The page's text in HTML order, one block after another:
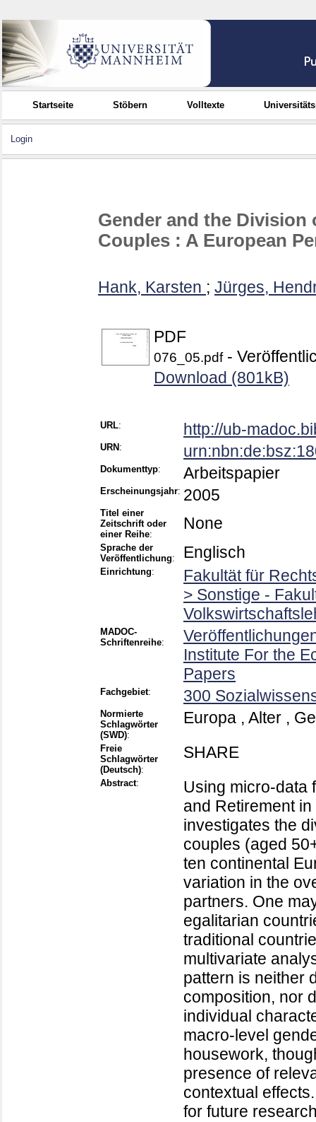
Startseite Stöbern Volltexte
Login
Gender and the
Couples : A European
Hank, Karsten ; Jürges,
PDF
076_05.pdf-
Download (801kB)
URL: http://ub-
URN :
Dokumenttyp: Arbeitspapier
Erscheinungsjahr: 2005
Titel einer
Zeitschrift oder
einer Reihe:
None
Sprache der
Veröffentlichung: Englisch
Einrichtung:
Fakultät für
> Sonstige -
MADOC-
Schriftenreihe:
Institute For the
Papers
Fachgebiet: 300
Normierte
Schlagwörter
(SWD):
Europa , Alter ,
Freie
Schlagwörter
(Deutsch):
SHARE
Abstract:
Using micro-data
and Retirement
investigates the
couples (aged
ten continental
variation in the
partners. One
egalitarian
traditional
multivariate
pattern is neither
composition, nor
individual
macro-level
housework,
presence of
contextual
for future